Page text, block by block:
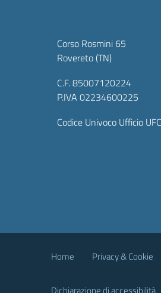
Corso Rosmini 65
Rovereto (TN)
C.F. 85007120224
P.IVA 02234600225
Codice Univoco Ufficio
Home Privacy & Cookie